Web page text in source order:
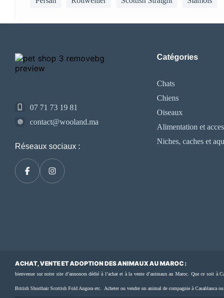
07 71 73 19 81
contact@wooland.ma
Réseaux sociaux :
Catégories
Chats
Chiens
Oiseaux
Alimentation et
Niches, caches et
ACHAT, VENTE ET ADOPTION DES ANIMAUX AU MAROC :
bienvenue sur notre site d’annonces dédié à l’achat et à la vente d’animaux au Maroc. Que ce soit
British Shorthair Scottish Fold Angora etc. Acheter ou vendre un animal de compagnie à Casablanca